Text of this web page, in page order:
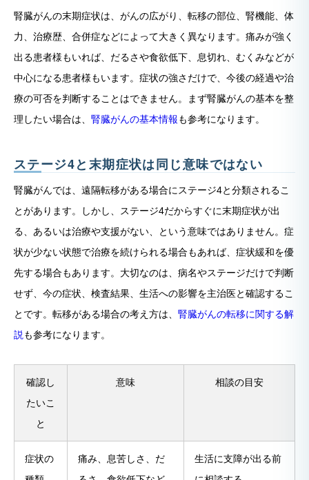
腎臓がんの末期症状は、がんの広がり、転移の部位、腎機能、体
力、治療歴、合併症などによって大きく異なります。痛みが強く
出る患者様もいれば、だるさや食欲低下、息切れ、むくみなどが
中心になる患者様もいます。症状の強さだけで、今後の経過や治
療の可否を判断することはできません。まず腎臓がんの基本を整
理したい場合は、 腎臓がんの基本情報も参考になります。
ステージ4と末期症状は同じ意味ではない
腎臓がんでは、遠隔転移がある場合にステージ4と分類されるこ
とがあります。しかし、ステージ4だからすぐに末期症状が出
る、あるいは治療や支援がない、という意味ではありません。症
状が少ない状態で治療を続けられる場合もあれば、症状緩和を優
先する場合もあります。大切なのは、病名やステージだけで判断
せず、今の症状、検査結果、生活への影響を主治医と確認するこ
とです。転移がある場合の考え方は、 腎臓がんの転移に関する解
説も参考になります。
確認し
たいこ
と
意味 相談の目安
症状の
痛み、息苦しさ、だ
生活に支障が出る前